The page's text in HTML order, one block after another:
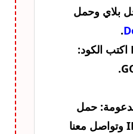
بلاي وحمل
.
حمل
وتواصل معنا